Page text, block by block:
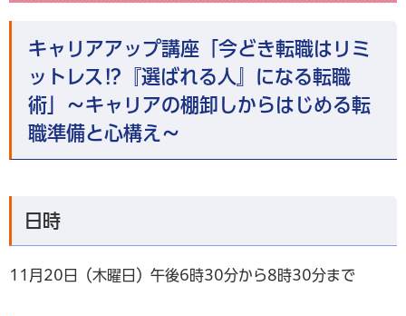
キャリアアップ講座「今どき転職はリミ
ットレス⁉『選ばれる人』になる転職
術」～キャリアの棚卸しからはじめる転
職準備と心構え～
日時
11月20日（木曜日）午後6時30分から8時30分まで